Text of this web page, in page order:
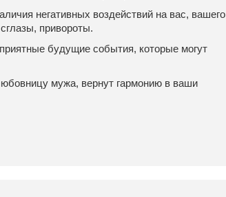
негативных воздействий на вас, вашего
привороты.
будущие события, которые могут
мужа, вернут гармонию в ваши